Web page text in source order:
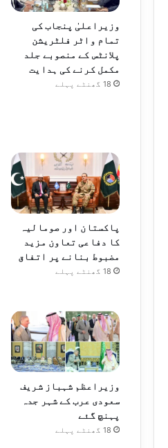
وزیراعلیٰ پنجاب کی
تمام واٹر فلٹریشن
پلانٹس کے منصوبے جلد
مکمل کرنے کی ہدایت
18 گھنٹے پہلے
پاکستان اور صومالیہ
کا دفاعی تعاون مزید
مضبوط بنانے پر اتفاق
18 گھنٹے پہلے
وزیراعظم شہباز شریف
سعودی عرب کے شہر جدہ
پہنچ گئے
18 گھنٹے پہلے